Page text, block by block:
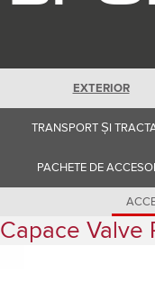
Switzerland (French)
Switzerland (Italian)
United Kingdom (English)
USA (English)
EXTERIOR
TRANSPORT ȘI
PACHETE DE
Capace Valve